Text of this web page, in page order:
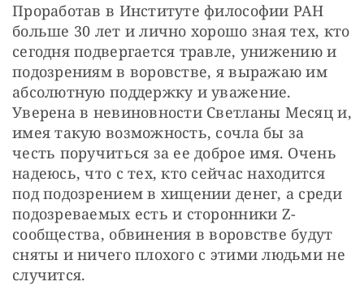
Проработав в Институте философии РАН
больше 30 лет и лично хорошо зная тех, кто
сегодня подвергается травле, унижению и
подозрениям в воровстве, я выражаю им
абсолютную поддержку и уважение.
Уверена в невиновности Светланы Месяц и,
имея такую возможность, сочла бы за
честь поручиться за ее доброе имя. Очень
надеюсь, что с тех, кто сейчас находится
под подозрением в хищении денег, а среди
подозреваемых есть и сторонники Z-
сообщества, обвинения в воровстве будут
сняты и ничего плохого с этими людьми не
случится.